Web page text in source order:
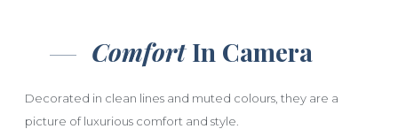
ComfortIn Camera
Decorated in clean lines and muted colours, they are a
picture of luxurious comfort and style.